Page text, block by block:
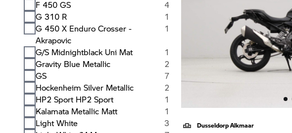
F 450 GS
4
G 310 R
1
G 450 X Enduro Crosser -
Akrapovic
1
G/S Midnightblack Uni Mat
1
Gravity Blue Metallic
2
GS
7
Hockenheim Silver Metallic
2
HP2 Sport HP2 Sport
1
Kalamata Metallic Matt
1
Light White
3
Dusseldorp Alkmaar